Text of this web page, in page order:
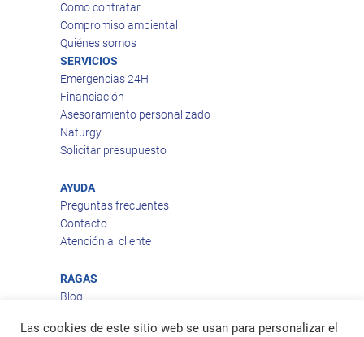
Como contratar
Compromiso ambiental
Quiénes somos
SERVICIOS
Emergencias 24H
Financiación
Asesoramiento personalizado
Naturgy
Solicitar presupuesto
AYUDA
Preguntas frecuentes
Contacto
Atención al cliente
RAGAS
Blog
Política de privacidad
Las cookies de este sitio web se usan para personalizar el